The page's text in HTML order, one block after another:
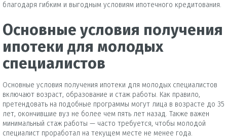
благодаря гибким и выгодным условиям ипотечного кредитования.
Основные условия получения
ипотеки для молодых
специалистов
Основные условия получения ипотеки для молодых специалистов
включают возраст, образование и стаж работы. Как правило,
претендовать на подобные программы могут лица в возрасте до 35
лет, окончившие вуз не более чем пять лет назад. Также важен
минимальный стаж работы — часто требуется, чтобы молодой
специалист проработал на текущем месте не менее года.